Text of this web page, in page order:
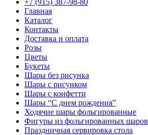
Главная
Каталог
Контакты
Доставка и оплата
Розы
Цветы
Букеты
Шары без рисунка
Шары с рисунком
Шары с конфетти
Шары “С днем рождения”
Ходячие шары фольгированные
Фигуры из фольгированных шаров
Праздничная сервировка стола